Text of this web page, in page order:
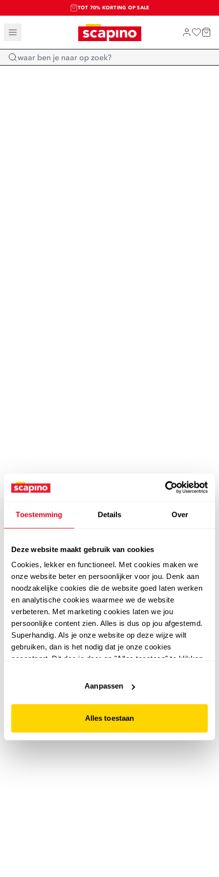
Toestemming Details Over
Deze website maakt gebruik van cookies
Cookies, lekker en functioneel. Met cookies maken we
onze website beter en persoonlijker voor jou. Denk aan
noodzakelijke cookies die de website goed laten werken
en analytische cookies waarmee we de website
verbeteren. Met marketing cookies laten we jou
persoonlijke content zien. Alles is dus op jou afgestemd.
Superhandig. Als je onze website op deze wijze wilt
gebruiken, dan is het nodig dat je onze cookies
accepteert. Dit doe je door op "Alles toestaan" te klikken.
website niet optimaal functioneert.
Aanpassen
Alles toestaan
TOT 70% KORTING OP SALE
SALE: LAATSTE KANS!
SHOP NIEUW
Home